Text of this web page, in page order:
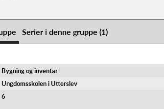
Serier i denne gruppe (1)
Bygning og inventar
Ungdomsskolen i Utterslev
6